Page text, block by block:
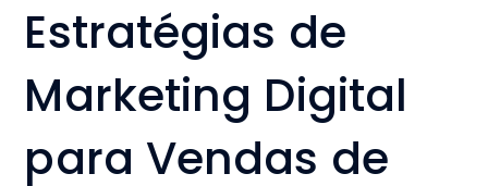
Estratégias de
Marketing Digital
para Vendas de